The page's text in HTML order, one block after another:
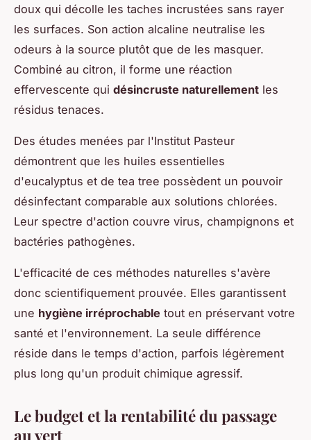
doux qui décolle les taches incrustées sans rayer
les surfaces. Son action alcaline neutralise les
odeurs à la source plutôt que de les masquer.
Combiné au citron, il forme une réaction
effervescente qui désincruste naturellement les
résidus tenaces.
Des études menées par l'Institut Pasteur
démontrent que les huiles essentielles
d'eucalyptus et de tea tree possèdent un pouvoir
désinfectant comparable aux solutions chlorées.
Leur spectre d'action couvre virus, champignons et
bactéries pathogènes.
L'efficacité de ces méthodes naturelles s'avère
donc scientifiquement prouvée. Elles garantissent
une hygiène irréprochable tout en préservant votre
santé et l'environnement. La seule différence
réside dans le temps d'action, parfois légèrement
plus long qu'un produit chimique agressif.
Le budget et la rentabilité du passage
au vert